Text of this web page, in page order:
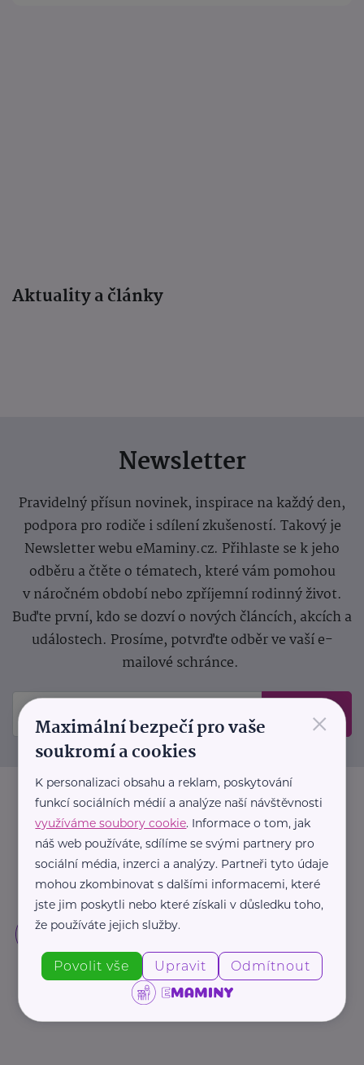
Aktuality a články
Newsletter
Pravidelný přísun novinek, inspirace na každý den,
podpora pro rodiče i sdílení zkušeností. Takový je
Newsletter webu eMaminy.cz. Přihlaste se k jeho
odběru a čtěte o tématech, které vám pomohou
v náročném období nebo zpříjemní rodinný život.
Buďte první, kdo se dozví o nových článcích, akcích a
událostech. Prosíme, potvrďte odběr ve vaší e-
mailové schránce.
Odeslat
×
Maximální bezpečí pro vaše
soukromí a cookies
K personalizaci obsahu a reklam, poskytování
funkcí sociálních médií a analýze naší návštěvnosti
využíváme soubory cookie. Informace o tom, jak
náš web používáte, sdílíme se svými partnery pro
sociální média, inzerci a analýzy. Partneři tyto údaje
mohou zkombinovat s dalšími informacemi, které
jste jim poskytli nebo které získali v důsledku toho,
že používáte jejich služby.
Povolit vše Upravit Odmítnout